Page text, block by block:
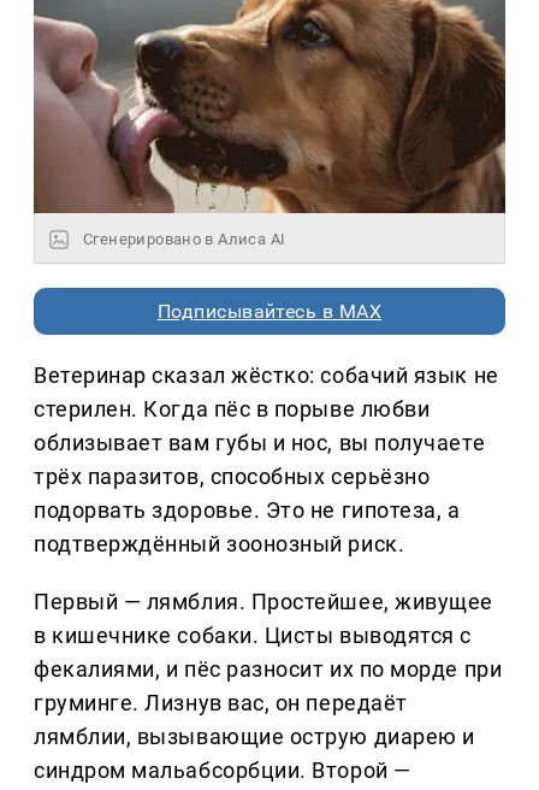
Сгенерировано в Алиса AI
Подписывайтесь в MAX
Ветеринар сказал жёстко: собачий язык не
стерилен. Когда пёс в порыве любви
облизывает вам губы и нос, вы получаете
трёх паразитов, способных серьёзно
подорвать здоровье. Это не гипотеза, а
подтверждённый зоонозный риск.
Первый — лямблия. Простейшее, живущее
в кишечнике собаки. Цисты выводятся с
фекалиями, и пёс разносит их по морде при
груминге. Лизнув вас, он передаёт
лямблии, вызывающие острую диарею и
синдром мальабсорбции. Второй —